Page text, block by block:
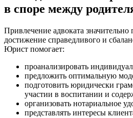
в споре между
Привлечение адвоката
достижение справедливого и
Юрист помогает:
проанализировать
предложить оптимальную
подготовить юридически
участии в воспитании и
организовать нотариальное
представлять интересы